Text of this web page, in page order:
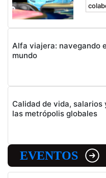
Alfa viajera: navegando
mundo
Calidad de vida, salarios
las metrópolis globales
EVENTOS